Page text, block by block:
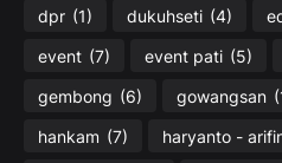
dpr (1) dukuhseti (4)
event (7) event pati (5)
gembong (6) gowangsan
hankam (7) haryanto -